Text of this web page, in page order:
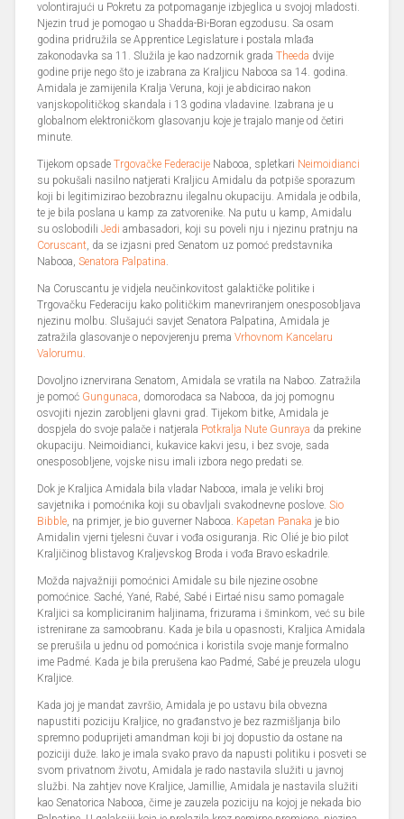
volontirajući u Pokretu za potpomaganje izbjeglica u svojoj mladosti.
Njezin trud je pomogao u Shadda-Bi-Boran egzodusu. Sa osam
godina pridružila se Apprentice Legislature i postala mlađa
zakonodavka sa 11. Služila je kao nadzornik gradaTheeda dvije
godine prije nego što je izabrana za Kraljicu Nabooa sa 14. godina.
Amidala je zamijenila Kralja Veruna, koji je abdicirao nakon
vanjskopolitičkog skandala i 13 godina vladavine. Izabrana je u
globalnom elektroničkom glasovanju koje je trajalo manje od četiri
minute.
Tijekom opsadeTrgovačke Federacije Nabooa, spletkari Neimoidianci
su pokušali nasilno natjerati Kraljicu Amidalu da potpiše sporazum
koji bi legitimizirao bezobraznu ilegalnu okupaciju. Amidala je odbila,
te je bila poslana u kamp za zatvorenike. Na putu u kamp, Amidalu
su oslobodiliJedi ambasadori, koji su poveli nju i njezinu pratnju na
Coruscant, da se izjasni pred Senatom uz pomoć predstavnika
Nabooa,Senatora Palpatina.
Na Coruscantu je vidjela neučinkovitost galaktičke politike i
Trgovačku Federaciju kako političkim manevriranjem onesposobljava
njezinu molbu. Slušajući savjet Senatora Palpatina, Amidala je
zatražila glasovanje o nepovjerenju premaVrhovnom Kancelaru
Valorumu.
Dovoljno iznervirana Senatom, Amidala se vratila na Naboo. Zatražila
je pomoć Gungunaca, domorodaca sa Nabooa, da joj pomognu
osvojiti njezin zarobljeni glavni grad. Tijekom bitke, Amidala je
dospjela do svoje palače i natjerala Potkralja Nute Gunraya da prekine
okupaciju. Neimoidianci, kukavice kakvi jesu, i bez svoje, sada
onesposobljene, vojske nisu imali izbora nego predati se.
Dok je Kraljica Amidala bila vladar Nabooa, imala je veliki broj
savjetnika i pomoćnika koji su obavljali svakodnevne poslove.Sio
Bibble, na primjer, je bio guverner Nabooa. Kapetan Panaka je bio
Amidalin vjerni tjelesni čuvar i vođa osiguranja. Ric Olié je bio pilot
Kraljičinog blistavog Kraljevskog Broda i vođa Bravo eskadrile.
Možda najvažniji pomoćnici Amidale su bile njezine osobne
pomoćnice. Saché, Yané, Rabé, Sabé i Eirtaé nisu samo pomagale
Kraljici sa kompliciranim haljinama, frizurama i šminkom, već su bile
istrenirane za samoobranu. Kada je bila u opasnosti, Kraljica Amidala
se prerušila u jednu od pomoćnica i koristila svoje manje formalno
ime Padmé. Kada je bila prerušena kao Padmé, Sabé je preuzela ulogu
Kraljice.
Kada joj je mandat završio, Amidala je po ustavu bila obvezna
napustiti poziciju Kraljice, no građanstvo je bez razmišljanja bilo
spremno poduprijeti amandman koji bi joj dopustio da ostane na
poziciji duže. Iako je imala svako pravo da napusti politiku i posveti se
svom privatnom životu, Amidala je rado nastavila služiti u javnoj
službi. Na zahtjev nove Kraljice, Jamillie, Amidala je nastavila služiti
kao Senatorica Nabooa, čime je zauzela poziciju na kojoj je nekada bio